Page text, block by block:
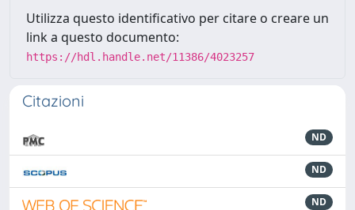
Utilizza questo identificativo per citare o creare un
link a questo documento:
https://hdl.handle.net/11386/4023257
Citazioni
ND
ND
ND